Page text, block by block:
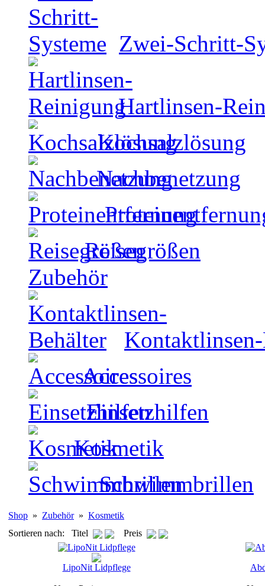
Zwei-Schritt-
Hartlinsen-
Kochsalzlösung
Nachbenetzung
Reisegrößen
Zubehör
Accessoires
Einsetzhilfen
Kosmetik
Schwimmbrillen
Shop » Zubehör» Kosmetik
Sortieren nach: Titel
Preis
LipoNit Lidpflege